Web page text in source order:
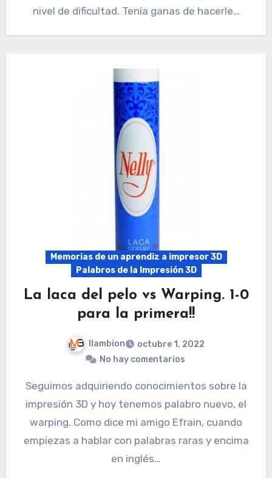
nivel de dificultad. Tenía ganas de hacerle…
Memorias de un aprendiz a impresor 3D
Palabros de la Impresión 3D
La laca del pelo vs Warping. 1-0
para la primera!!
llambion
octubre 1, 2022
No hay comentarios
Seguimos adquiriendo conocimientos sobre la
impresión 3D y hoy tenemos palabro nuevo, el
warping. Como dice mi amigo Efrain, cuando
empiezas a hablar con palabras raras y encima
en inglés…